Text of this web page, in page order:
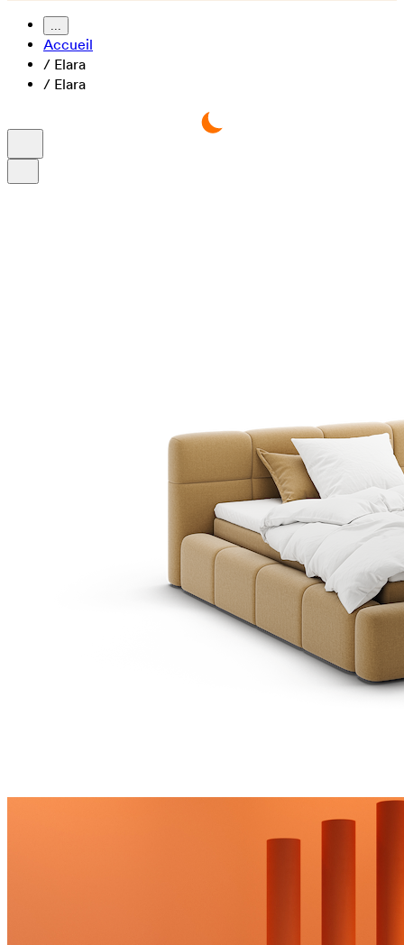
...
Accueil
/ Elara
/ Elara